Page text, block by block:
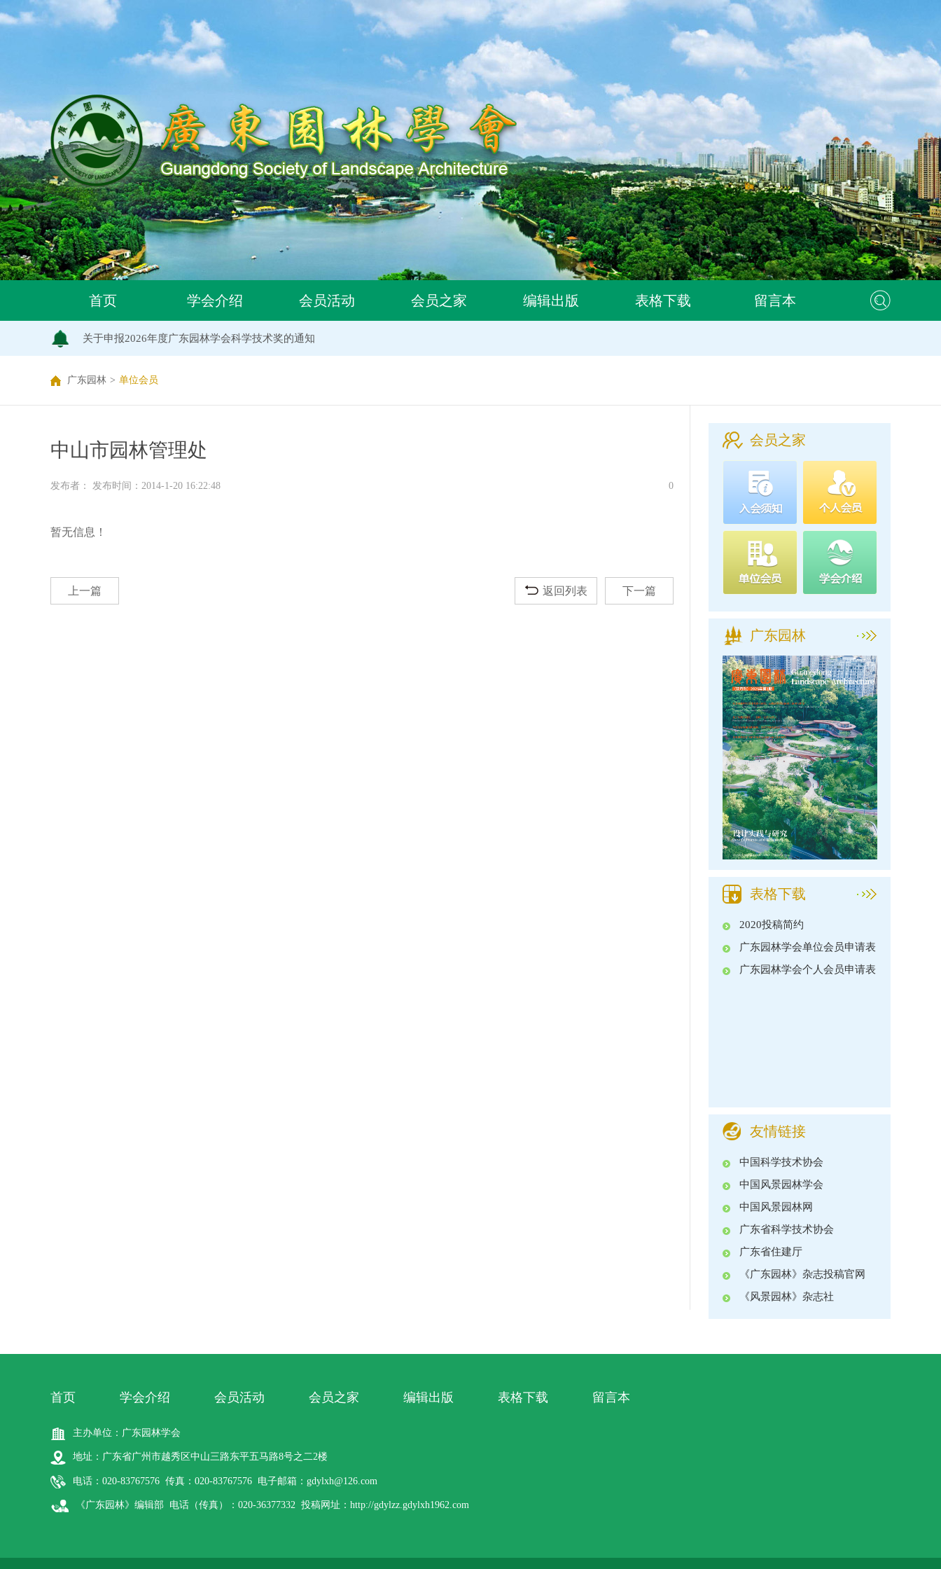
首页 学会介绍 会员活动 会员之家 编辑出版 表格下载 留言本
关于同意96位个人为广东园林学会个人会员的通知
关于同意318位个人为广东园林学会个人会员的通知
关于2026年度广东园林学会科学技术奖申报工作延期的通知
广东园林学会关于开展2026年广东风景园林优秀学子奖评选活动作品征集与专家推荐延期的通知
关于推荐广东园林学会专家库候选人的通知（2026年度）
关于公布2026年度广东园林学会研究项目立项名单的通知
关于申报2026年度广东园林学会科学技术奖的通知
关于2026年度广东园林学会研究项目评审结果的公示
广东园林 > 单位会员
中山市园林管理处
0
发布者： 发布时间：2014-1-20 16:22:48
暂无信息！
上一篇 返回列表 下一篇
会员之家
广东园林
表格下载
2020投稿简约
广东园林学会单位会员申请表
广东园林学会个人会员申请表
友情链接
中国科学技术协会
中国风景园林学会
中国风景园林网
广东省科学技术协会
广东省住建厅
《广东园林》杂志投稿官网
《风景园林》杂志社
首页 学会介绍 会员活动 会员之家 编辑出版 表格下载 留言本
主办单位：广东园林学会
地址：广东省广州市越秀区中山三路东平五马路8号之二2楼
电话：020-83767576 传真：020-83767576 电子邮箱：gdylxh@126.com
《广东园林》编辑部 电话（传真）：020-36377332 投稿网址：http://gdylzz.gdylxh1962.com